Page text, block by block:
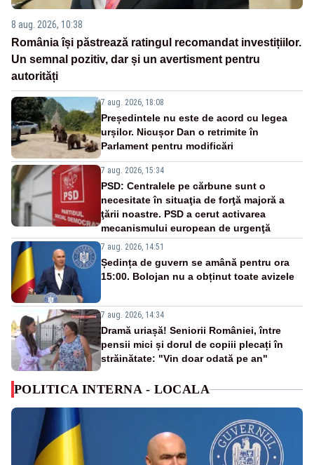
8 aug. 2026, 10:38
România își păstrează ratingul recomandat investițiilor.
Un semnal pozitiv, dar și un avertisment pentru
autorități
7 aug. 2026, 18:08
Președintele nu este de acord cu legea
urșilor. Nicușor Dan o retrimite în
Parlament pentru modificări
7 aug. 2026, 15:34
PSD: Centralele pe cărbune sunt o
necesitate în situaţia de forţă majoră a
ţării noastre. PSD a cerut activarea
mecanismului european de urgenţă
7 aug. 2026, 14:51
Ședința de guvern se amână pentru ora
15:00. Bolojan nu a obținut toate avizele
7 aug. 2026, 14:34
Dramă uriașă! Seniorii României, între
pensii mici și dorul de copiii plecați în
străinătate: "Vin doar odată pe an"
POLITICA INTERNA - LOCALA